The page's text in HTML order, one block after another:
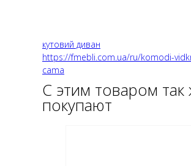
кутовий диван
https://fmebli.com.ua/ru/komodi-
cama
С этим товаром так
покупают